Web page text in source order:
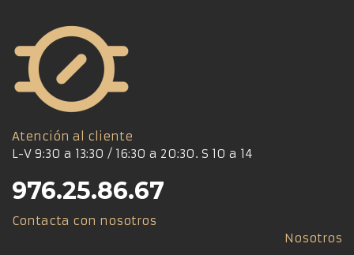
Atención al cliente
L-V 9:30 a 13:30 / 16:30 a 20:30. S 10 a 14
976.25.86.67
Contacta con nosotros
Nosotros